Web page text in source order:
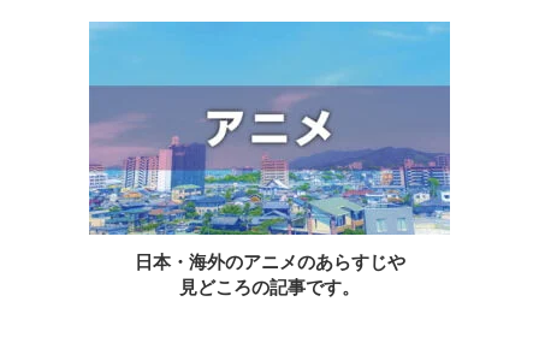
日本・海外のアニメのあらすじや
見どころの記事です。